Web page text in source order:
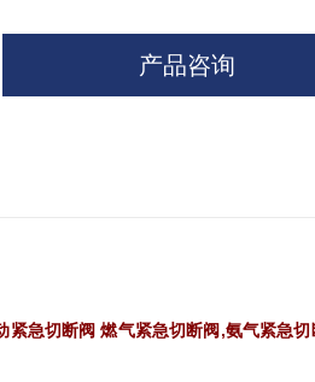
产品咨询
紧急切断阀 燃气紧急切断阀,氨气紧急